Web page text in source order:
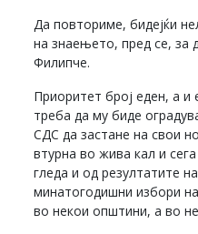
Да повториме, бидејќи
на знаењето, пред се, за
Филипче.
Приоритет број еден, а и
треба да му биде
СДС да застане на свои
втурна во жива кал и
гледа и од резултатите
минатогодишни избори
во некои општини, а во